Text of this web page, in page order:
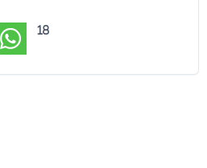
18